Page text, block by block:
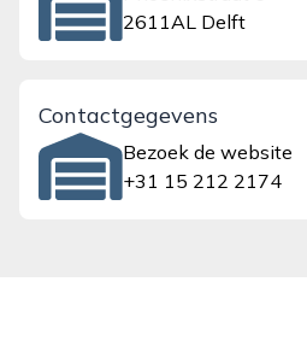
2611AL Delft
Contactgegevens
Bezoek de website
+31 15 212 2174